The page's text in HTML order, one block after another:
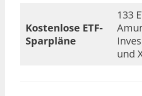
Kostenlose ETF-
Sparpläne
133
und